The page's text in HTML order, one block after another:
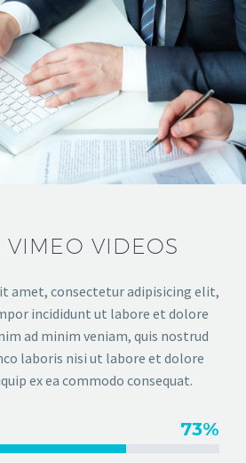
VIMEO VIDEOS
amet, consectetur adipisicing elit,
incididunt ut labore et dolore
ad minim veniam, quis nostrud
laboris nisi ut labore et dolore
ex ea commodo consequat.
73%